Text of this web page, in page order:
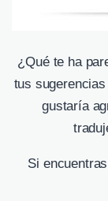
¿Qué te ha
tus
gustaría
Si